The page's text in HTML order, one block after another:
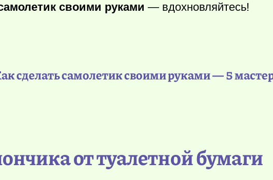
своими руками — вдохновляйтесь!
сделать самолетик своими руками — 5
от туалетной бумаги